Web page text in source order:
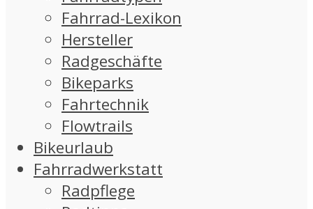
Fahrrad-Lexikon
Hersteller
Radgeschäfte
Bikeparks
Fahrtechnik
Flowtrails
Bikeurlaub
Fahrradwerkstatt
Radpflege